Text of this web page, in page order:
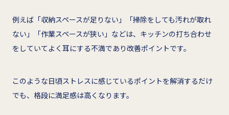
例えば「収納スペースが足りない」「掃除をしても汚れが取れ
ない」「作業スペースが狭い」などは、キッチンの打ち合わせ
をしていてよく耳にする不満であり改善ポイントです。
このような日頃ストレスに感じているポイントを解消するだけ
でも、格段に満足感は高くなります。